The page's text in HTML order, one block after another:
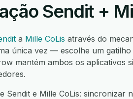
Sendit +
a Mille CoLis através do
única vez — escolhe um
mantém ambos os aplicativos
Sendit e Mille CoLis: sincronizar